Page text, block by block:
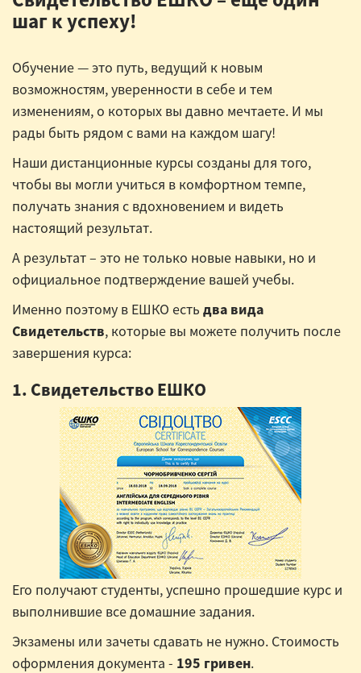
шаг к успеху!
Обучение — это путь, ведущий к новым
возможностям, уверенности в себе и тем
изменениям, о которых вы давно мечтаете. И мы
рады быть рядом с вами на каждом шагу!
Наши дистанционные курсы созданы для того,
чтобы вы могли учиться в комфортном темпе,
получать знания с вдохновением и видеть
настоящий результат.
А результат – это не только новые навыки, но и
официальное подтверждение вашей учебы.
Именно поэтому в ЕШКО есть два вида
Свидетельств, которые вы можете получить после
завершения курса:
1. Свидетельство ЕШКО
Его получают студенты, успешно прошедшие курс и
выполнившие все домашние задания.
Экзамены или зачеты сдавать не нужно. Стоимость
оформления документа - 195 гривен.